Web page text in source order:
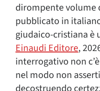
dirompente volume
pubblicato in
giudaico-cristiana è
Einaudi Editore,
interrogativo non
nel modo non